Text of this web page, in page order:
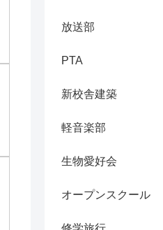
放送部
PTA
新校舎建築
軽音楽部
生物愛好会
オープンスクール